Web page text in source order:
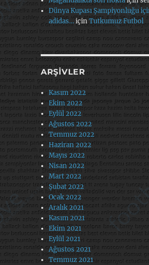
Dünya Kupası Şampiyonluğu
adidas…içinTutkumuz Futbol
ARŞIVLER
Kasım 2022
Ekim 2022
Eylül 2022
Ağustos 2022
Temmuz 2022
Haziran 2022
Mayıs 2022
Nisan 2022
Mart 2022
Şubat 2022
Ocak 2022
Aralık 2021
Kasım 2021
Ekim 2021
Eylül 2021
Ağustos 2021
Temmuz 2021